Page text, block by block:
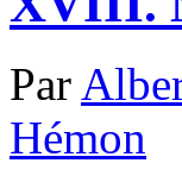
Par
Hémon